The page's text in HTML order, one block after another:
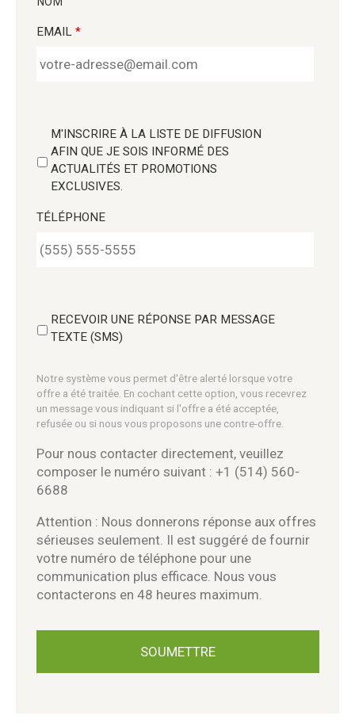
EMAIL *
M'INSCRIRE À LA LISTE DE DIFFUSION
AFIN QUE JE SOIS INFORMÉ DES
ACTUALITÉS ET PROMOTIONS
EXCLUSIVES.
TÉLÉPHONE
RECEVOIR UNE RÉPONSE PAR MESSAGE
TEXTE (SMS)
Notre système vous permet d'être alerté lorsque votre
offre a été traitée. En cochant cette option, vous recevrez
un message vous indiquant si l'offre a été acceptée,
refusée ou si nous vous proposons une contre-offre.
Pour nous contacter directement, veuillez
composer le numéro suivant : +1 (514) 560-
6688
Attention : Nous donnerons réponse aux offres
sérieuses seulement. Il est suggéré de fournir
votre numéro de téléphone pour une
communication plus efficace. Nous vous
contacterons en 48 heures maximum.